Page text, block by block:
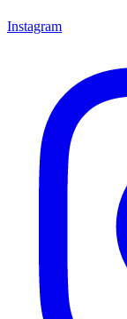
Instagram